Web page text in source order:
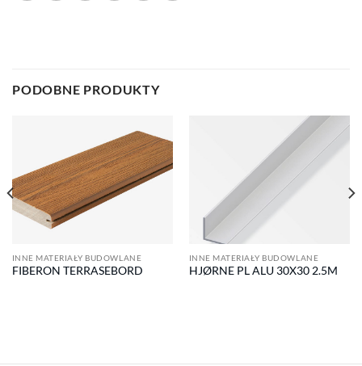
PODOBNE PRODUKTY
INNE MATERIAŁY BUDOWLANE
FIBERON TERRASEBORD
INNE MATERIAŁY BUDOWLANE
HJØRNE PL ALU 30X30 2.5M